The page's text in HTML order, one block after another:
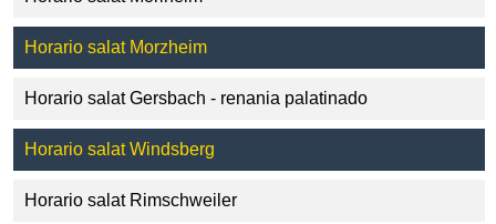
Horario salat Morzheim
Horario salat Gersbach - renania palatinado
Horario salat Windsberg
Horario salat Rimschweiler